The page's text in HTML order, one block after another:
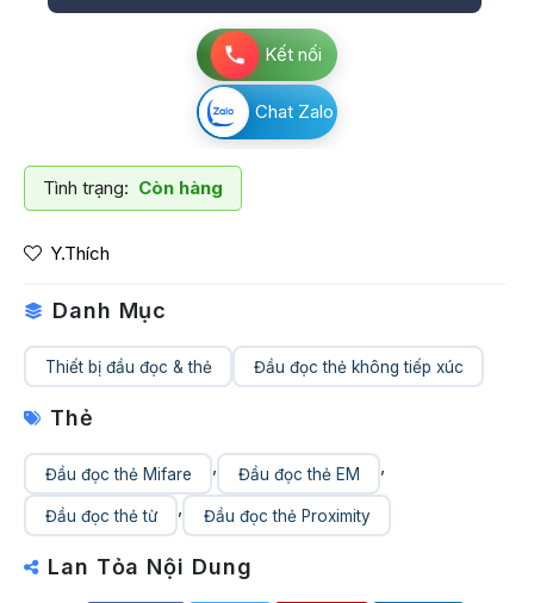
Kết nối
Chat Zalo
Tình trạng: Còn hàng
Y.Thích
Danh Mục
Thiết bị đầu đọc & thẻ Đầu đọc thẻ không tiếp xúc
Thẻ
Đầu đọc thẻ Mifare , Đầu đọc thẻ EM ,
Đầu đọc thẻ từ , Đầu đọc thẻ Proximity
Lan Tỏa Nội Dung